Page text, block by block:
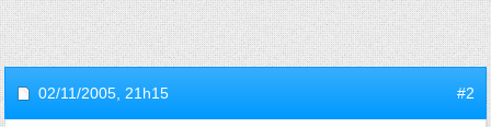
02/11/2005, 21h15 #2